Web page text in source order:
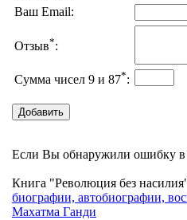
Ваш Email:
Отзыв*:
Сумма чисел 9 и 87*:
Если Вы обнаружили ошибку
Книга "Революция без
биографии, автобиографии,
Махатма Ганди